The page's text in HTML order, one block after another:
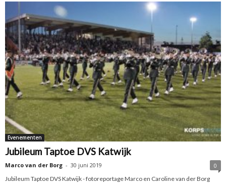
Evenementen
Jubileum Taptoe DVS Katwijk
Marco van der Borg - 30 juni 2019
0
Jubileum Taptoe DVS Katwijk - fotoreportage Marco en Caroline van der Borg